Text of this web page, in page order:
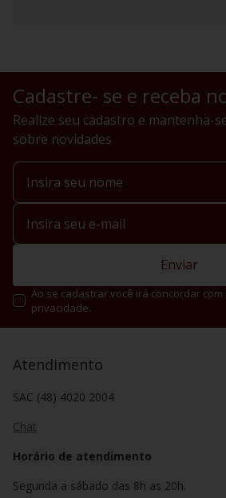
Cadastre- se e receba
Realize seu cadastro e mantenha-
sobre novidades
Enviar
Ao se cadastrar você irá concordar
privacidade.
Atendimento
SAC (48) 4020 2004
Chat
Horário de atendimento
Segunda a sábado das 8h as 20h.